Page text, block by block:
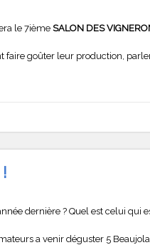
le 7ièmeSALON DES
faire goûter leur production,
dernière ? Quel est celui
a venir déguster 5